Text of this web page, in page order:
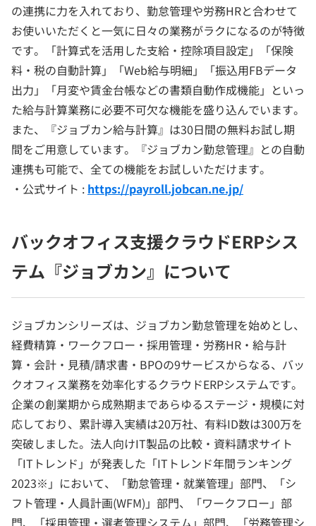
の連携に力を入れており、勤怠管理や労務HRと合わせて
お使いいただくと一気に日々の業務がラクになるのが特徴
です。「計算式を活用した支給・控除項目設定」「保険
料・税の自動計算」「Web給与明細」「振込用FBデータ
出力」「月変や賃金台帳などの書類自動作成機能」といっ
た給与計算業務に必要不可欠な機能を盛り込んでいます。
また、『ジョブカン給与計算』は30日間の無料お試し期
間をご用意しています。『ジョブカン勤怠管理』との自動
連携も可能で、全ての機能をお試しいただけます。
・公式サイト : https://payroll.jobcan.ne.jp/
バックオフィス支援クラウドERPシス
テム『ジョブカン』について
ジョブカンシリーズは、ジョブカン勤怠管理を始めとし、
経費精算・ワークフロー・採用管理・労務HR・給与計
算・会計・見積/請求書・BPOの9サービスからなる、バッ
クオフィス業務を効率化するクラウドERPシステムです。
企業の創業期から成熟期まであらゆるステージ・規模に対
応しており、累計導入実績は20万社、有料ID数は300万を
突破しました。法人向けIT製品の比較・資料請求サイト
「ITトレンド」が発表した「ITトレンド年間ランキング
2023※」において、「勤怠管理・就業管理」部門、「シ
フト管理・人員計画(WFM)」部門、「ワークフロー」部
門、「採用管理・選考管理システム」部門、「労務管理シ